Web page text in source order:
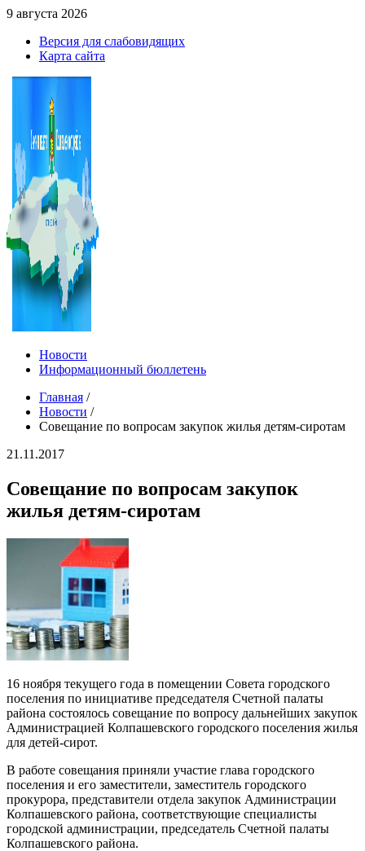
9 августа 2026
Версия для слабовидящих
Карта сайта
Новости
Информационный бюллетень
Главная /
Новости /
Совещание по вопросам закупок жилья детям-сиротам
21.11.2017
Совещание по вопросам закупок
жилья детям-сиротам
16 ноября текущего года в помещении Совета городского
поселения по инициативе председателя Счетной палаты
района состоялось совещание по вопросу дальнейших закупок
Администрацией Колпашевского городского поселения жилья
для детей-сирот.
В работе совещания приняли участие глава городского
поселения и его заместители, заместитель городского
прокурора, представители отдела закупок Администрации
Колпашевского района, соответствующие специалисты
городской администрации, председатель Счетной палаты
Колпашевского района.